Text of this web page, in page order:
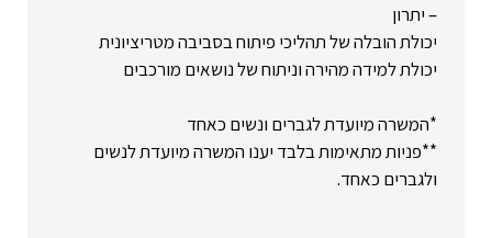
– יתרון
יכולת הובלה של תהליכי פיתוח בסביבה מטריציונית
יכולת למידה מהירה וניתוח של נושאים מורכבים
*המשרה מיועדת לגברים ונשים כאחד
**פניות מתאימות בלבד יענו המשרה מיועדת לנשים
ולגברים כאחד.